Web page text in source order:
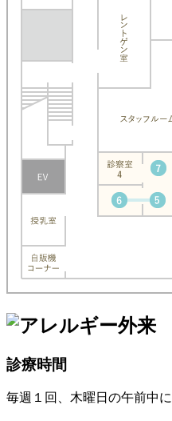
診療時間
毎週１回、木曜日の午前中